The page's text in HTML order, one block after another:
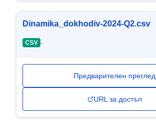
Dinamika_dokhodiv-2024-Q2.csv
CSV -
Предварителен преглед
URL за достъп